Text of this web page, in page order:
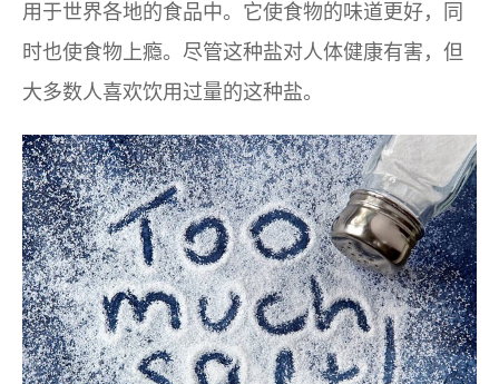
用于世界各地的食品中。它使食物的味道更好，同
时也使食物上瘾。尽管这种盐对人体健康有害，但
大多数人喜欢饮用过量的这种盐。